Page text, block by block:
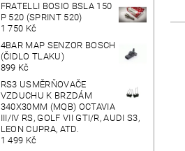
FRATELLI BOSIO BSLA 150
P 520 (SPRINT 520)
1 750 Kč
4BAR MAP SENZOR BOSCH
(ČIDLO TLAKU)
899 Kč
RS3 USMĚRŇOVAČE
VZDUCHU K BRZDÁM
340X30MM (MQB) OCTAVIA
III/IV RS, GOLF VII GTI/R, AUDI S3,
LEON CUPRA, ATD.
1 499 Kč